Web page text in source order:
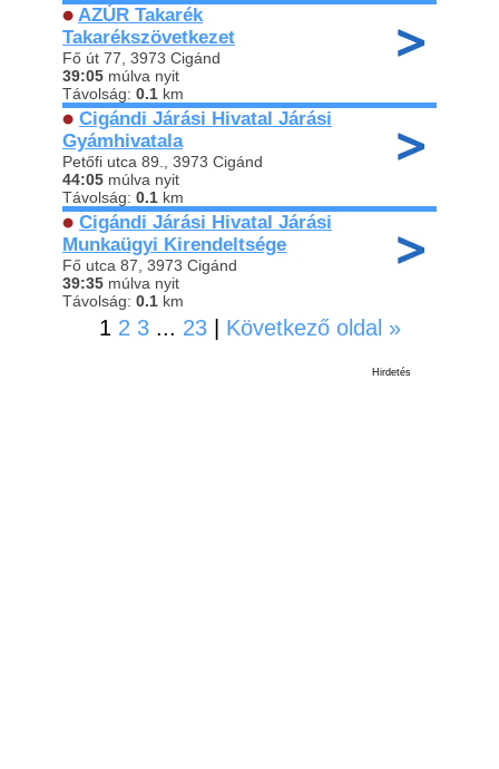
AZÚR Takarék
Takarékszövetkezet
Fő út 77, 3973 Cigánd
39:05 múlva nyit
Távolság: 0.1 km
Cigándi Járási Hivatal Járási
Gyámhivatala
Petőfi utca 89., 3973 Cigánd
44:05 múlva nyit
Távolság: 0.1 km
Cigándi Járási Hivatal Járási
Munkaügyi Kirendeltsége
Fő utca 87, 3973 Cigánd
39:35 múlva nyit
Távolság: 0.1 km
1 2 3 ... 23 Következő oldal »
Hirdetés